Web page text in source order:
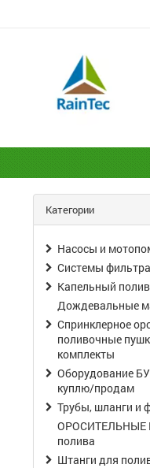
Категории
Насосы и
Системы
Капельный полив
Дождевальные
Спринклерное
поливочные
комплекты
Оборудование
куплю/продам
Трубы, шланги и
ОРОСИТЕЛЬНЫЕ
полива
Штанги для